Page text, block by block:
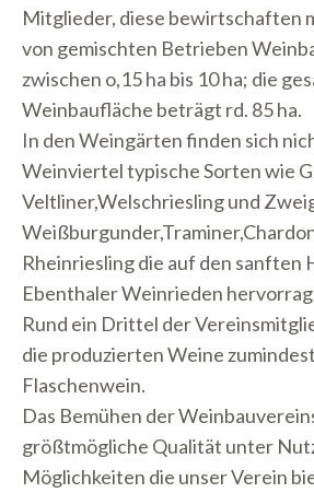
Mitglieder, diese bewirtschaften
von gemischten Betrieben
zwischen o,15 ha bis 10 ha; die
Weinbaufläche beträgt rd. 85 ha.
In den Weingärten finden sich
Weinviertel typische Sorten wie
Veltliner,Welschriesling und
Rheinriesling die auf den sanften
Ebenthaler Weinrieden
Rund ein Drittel der
die produzierten Weine
Flaschenwein.
Das Bemühen der
größtmögliche Qualität unter
Möglichkeiten die unser Verein